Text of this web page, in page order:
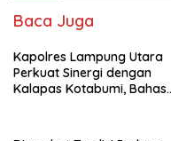
Baca Juga
Kapolres Lampung Utara
Perkuat Sinergi dengan
Kalapas Kotabumi, Bahas